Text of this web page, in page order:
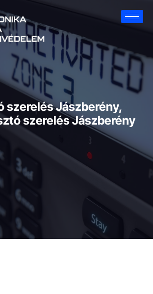
szerelés Jászberény,
szerelés Jászberény